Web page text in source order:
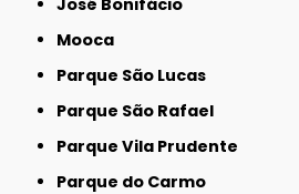
Mooca
Parque São Lucas
Parque São Rafael
Parque Vila Prudente
Parque do Carmo